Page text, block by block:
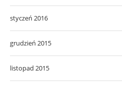
styczeń 2016
grudzień 2015
listopad 2015